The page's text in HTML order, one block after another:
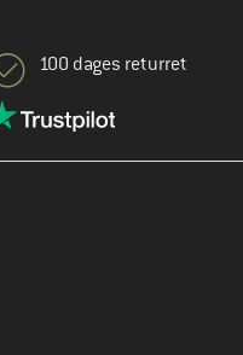
100 dages returret